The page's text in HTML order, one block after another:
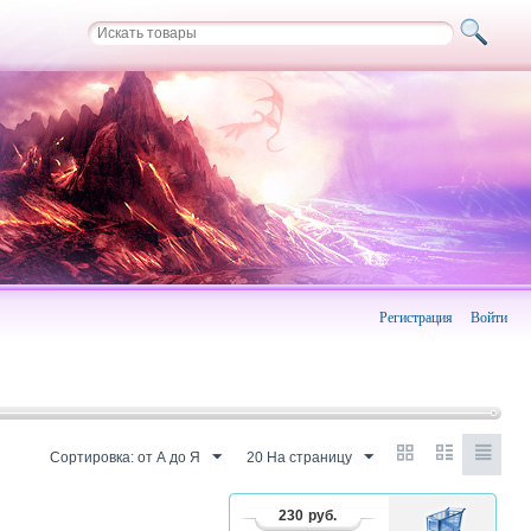
Войти
Регистрация
Сортировка: от А до Я 20 На страницу
230 руб. В